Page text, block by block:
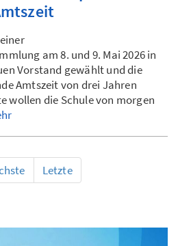
am 8. und 9. Mai 2026 in
Vorstand gewählt und die
Amtszeit von drei Jahren
wollen die Schule von morgen
Letzte